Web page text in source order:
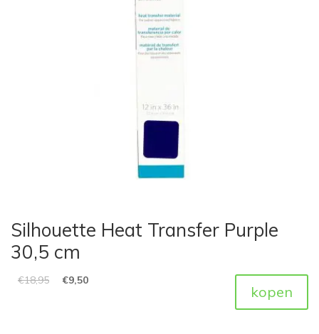
Silhouette Heat Transfer Purple
30,5 cm
€18,95 €9,50
kopen